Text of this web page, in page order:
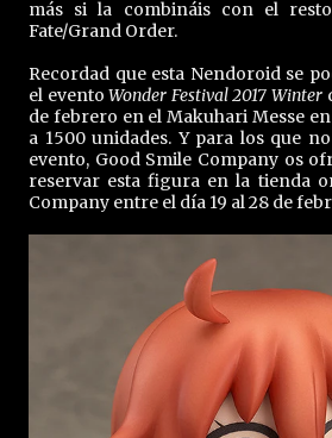
más si la combináis con el
Fate/Grand Order.
Recordad que esta Nendoroid se
el eventoWonder Festival 2017 Winter
de febrero en el Makuhari Messe
a 1500 unidades. Y para los que
evento, Good Smile Company os
reservar esta figura en la tienda
Company entre el día 19 al 28 de